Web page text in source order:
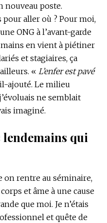
nouveau poste.
aller où ? Pour moi,
ONG à l’avant-garde
en vient à piétiner
et stagiaires, ça
«L’enfer est pavé
ajouté. Le milieu
ne semblait
imaginé.
lendemains qui
on rentre au séminaire,
et âme à une cause
que moi. Je n’étais
et quête de